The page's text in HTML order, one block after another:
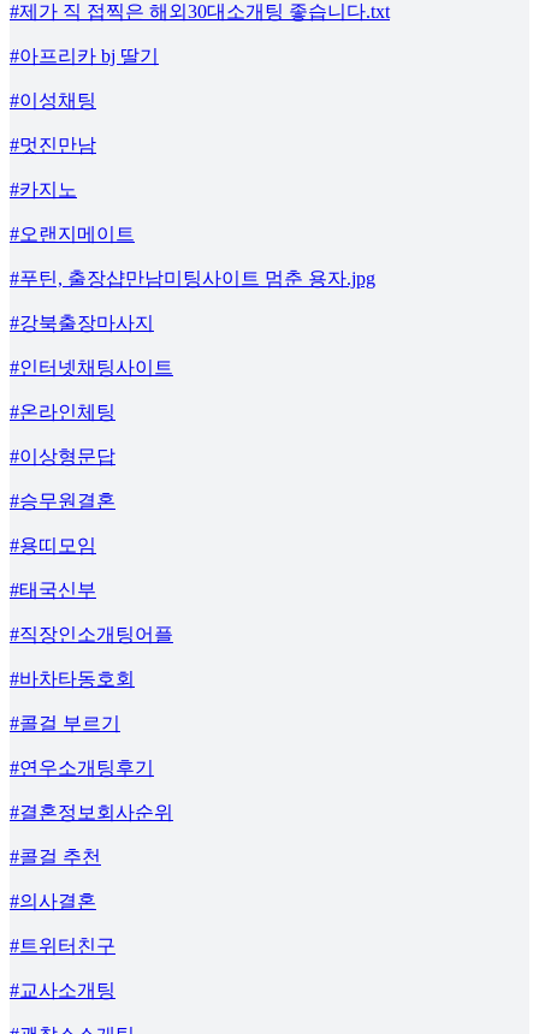
#제가 직 접찍은 해외30대소개팅 좋습니다.txt
#아프리카 bj 딸기
#이성채팅
#멋진만남
#카지노
#오랜지메이트
#푸틴, 출장샵만남미팅사이트 멈춘 용자.jpg
#강북출장마사지
#인터넷채팅사이트
#온라인체팅
#이상형문답
#승무원결혼
#용띠모임
#태국신부
#직장인소개팅어플
#바차타동호회
#콜걸 부르기
#연우소개팅후기
#결혼정보회사순위
#콜걸 추천
#의사결혼
#트위터친구
#교사소개팅